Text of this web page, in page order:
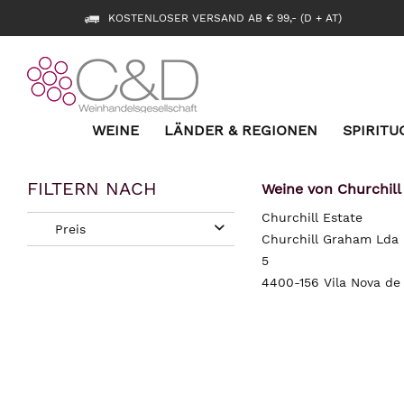
KOSTENLOSER VERSAND AB € 99,- (D + AT)
WEINE LÄNDER & REGIONEN
FILTERN NACH
Preis
Weine von
Churchill Estate
Churchill Graham Lda
5
4400-156 Vila Nova de